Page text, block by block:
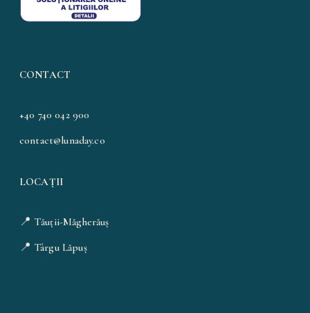
CONTACT
+40 740 042 900
contact@lunaday.co
LOCAȚII
📍 Tăuții-Măgherăuș
📍 Târgu Lăpuș